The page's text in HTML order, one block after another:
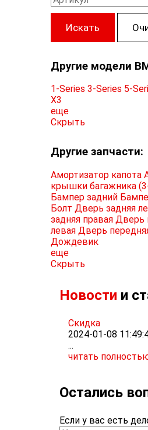
Искать
Другие модели
1-Series 3-Series 5-
X3
еще
Скрыть
Другие запчасти:
Амортизатор капота
крышки багажника
Бампер задний
Болт Дверь задняя
задняя правая Дверь
левая Дверь
Дождевик
еще
Скрыть
Новости и
Скидка
2024-01-08
...
читать
Остались
Если у вас есть